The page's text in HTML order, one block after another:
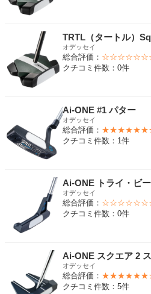
TRTL（タートル）
オデッセイ
総合評価：
クチコミ件数：0件
Ai-ONE #1 パター
オデッセイ
総合評価：
クチコミ件数：1件
Ai-ONE トライ・ビ
オデッセイ
総合評価：
クチコミ件数：0件
Ai-ONE スクエア 2
オデッセイ
総合評価：
クチコミ件数：5件